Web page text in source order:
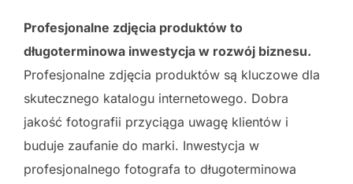
Profesjonalne zdjęcia produktów to
długoterminowa inwestycja w rozwój biznesu.
Profesjonalne zdjęcia produktów są kluczowe dla
skutecznego katalogu internetowego. Dobra
jakość fotografii przyciąga uwagę klientów i
buduje zaufanie do marki. Inwestycja w
profesjonalnego fotografa to długoterminowa